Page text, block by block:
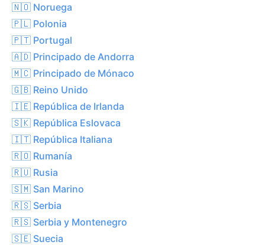
🇳🇴 Noruega
🇵🇱 Polonia
🇵🇹 Portugal
🇦🇩 Principado de Andorra
🇲🇨 Principado de Mónaco
🇬🇧 Reino Unido
🇮🇪 República de Irlanda
🇸🇰 República Eslovaca
🇮🇹 República Italiana
🇷🇴 Rumanía
🇷🇺 Rusia
🇸🇲 San Marino
🇷🇸 Serbia
🇷🇸 Serbia y Montenegro
🇸🇪 Suecia